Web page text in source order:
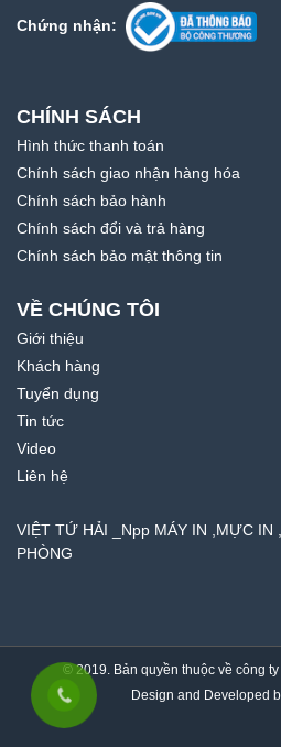
Chứng nhận:
CHÍNH SÁCH
Hình thức thanh toán
Chính sách giao nhận hàng hóa
Chính sách bảo hành
Chính sách đổi và trả hàng
Chính sách bảo mật thông tin
VỀ CHÚNG TÔI
Giới thiệu
Khách hàng
Tuyển dụng
Tin tức
Video
Liên hệ
VIỆT TỨ HẢI _Npp MÁY IN ,MỰC IN
PHÒNG
© 2019. Bản quyền thuộc về công
Design and Developed